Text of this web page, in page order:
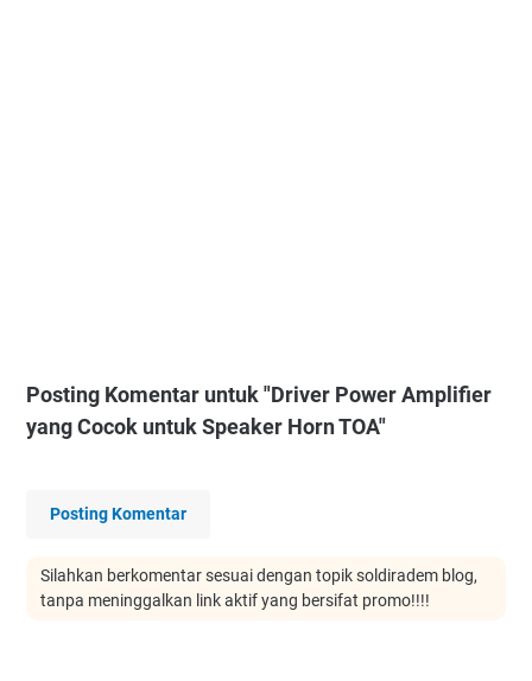
Posting Komentar untuk "Driver Power Amplifier
yang Cocok untuk Speaker Horn TOA"
Posting Komentar
Silahkan berkomentar sesuai dengan topik soldiradem blog,
tanpa meninggalkan link aktif yang bersifat promo!!!!